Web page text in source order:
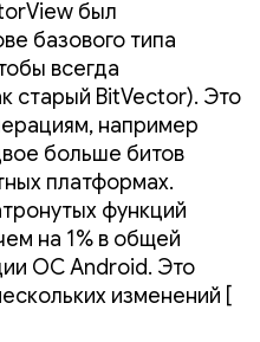
был
базового типа
всегда
старый BitVector). Это
например
больше битов
платформах.
функций
на 1% в общей
ОС Android. Это
изменений [